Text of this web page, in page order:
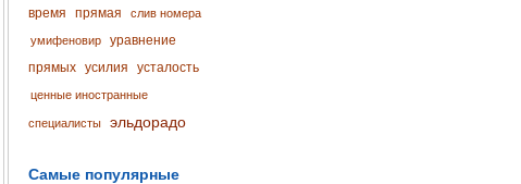
время
прямая слив номера
умифеновир
уравнение
прямых усилия усталость
ценные иностранные
специалисты эльдорадо
Самые популярные